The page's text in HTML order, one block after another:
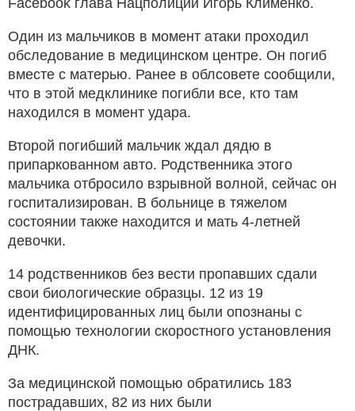
Один из мальчиков в момент атаки проходил
обследование в медицинском центре. Он погиб
вместе с матерью. Ранее в облсовете сообщили,
что в этой медклинике погибли все, кто там
находился в момент удара.
Второй погибший мальчик ждал дядю в
припаркованном авто. Родственника этого
мальчика отбросило взрывной волной, сейчас он
госпитализирован. В больнице в тяжелом
состоянии также находится и мать 4-летней
девочки.
14 родственников без вести пропавших сдали
свои биологические образцы. 12 из 19
идентифицированных лиц были опознаны с
помощью технологии скоростного установления
ДНК.
За медицинской помощью обратились 183
пострадавших, 82 из них были